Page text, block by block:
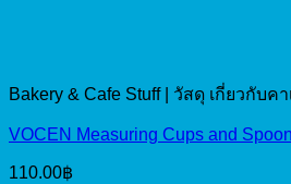
Bakery & Cafe Stuff | วัสดุ เกี่ยวกับคา
VOCEN Measuring Cups and
110.00฿